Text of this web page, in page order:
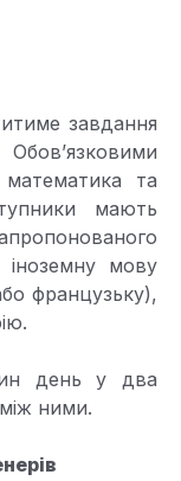
завдання
та
мають
іноземну мову
французьку),
день у два
ними.